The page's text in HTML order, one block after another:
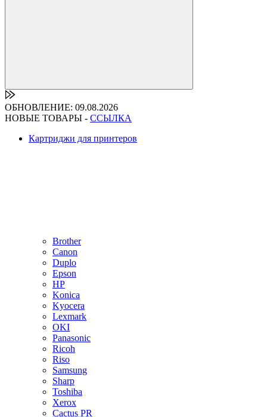
ОБНОВЛЕНИЕ: 09.08.2026
НОВЫЕ ТОВАРЫ - ССЫЛКА
Картриджи для принтеров
Brother
Canon
Duplo
Epson
HP
Konica
Kyocera
Lexmark
OKI
Panasonic
Ricoh
Riso
Samsung
Sharp
Toshiba
Xerox
Cactus PR